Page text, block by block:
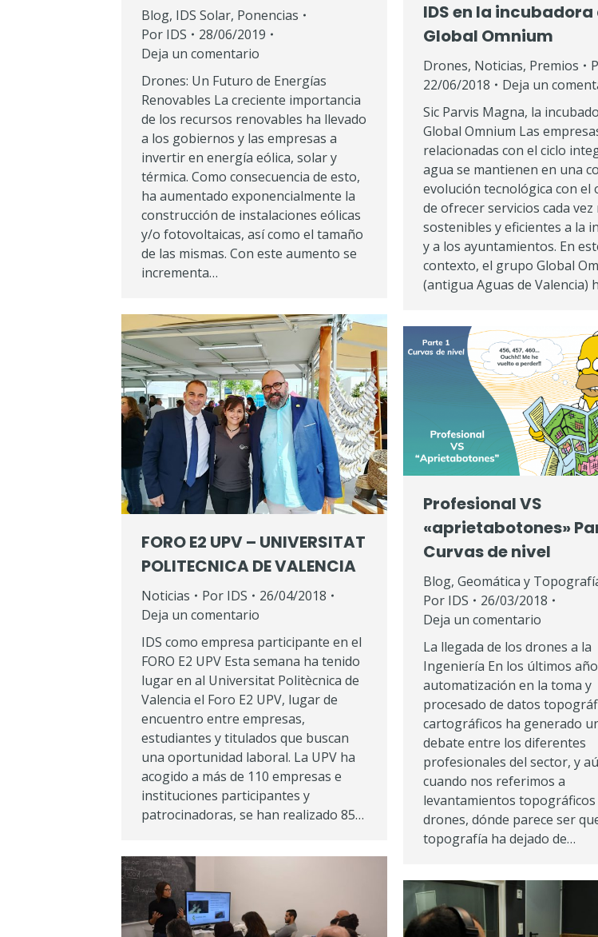
Blog, IDS Solar, Ponencias
Por IDS
28/06/2019
Deja un comentario
Drones: Un Futuro de Energías
Renovables La creciente importancia
de los recursos renovables ha llevado
a los gobiernos y las empresas a
invertir en energía eólica, solar y
térmica. Como consecuencia de esto,
ha aumentado exponencialmente la
construcción de instalaciones eólicas
y/o fotovoltaicas, así como el tamaño
de las mismas. Con este aumento se
incrementa…
IDS en la incubadora
Global Omnium
Drones, Noticias, Premios
22/06/2018
Deja un
Sic Parvis Magna, la
Global Omnium Las
relacionadas con el ciclo
agua se mantienen en una
evolución tecnológica con el
de ofrecer servicios cada vez
sostenibles y eficientes a la
y a los ayuntamientos. En
contexto, el grupo Global
(antigua Aguas de Valencia)
FORO E2 UPV – UNIVERSITAT
POLITECNICA DE VALENCIA
Noticias Por IDS
26/04/2018
Deja un comentario
IDS como empresa participante en el
FORO E2 UPV Esta semana ha tenido
lugar en al Universitat Politècnica de
Valencia el Foro E2 UPV, lugar de
encuentro entre empresas,
estudiantes y titulados que buscan
una oportunidad laboral. La UPV ha
acogido a más de 110 empresas e
instituciones participantes y
patrocinadoras, se han realizado 85…
Profesional VS
«aprietabotones»
Curvas de nivel
Blog, Geomática y
Por IDS
26/03/2018
Deja un comentario
La llegada de los drones a la
Ingeniería En los últimos
automatización en la toma y
procesado de datos
cartográficos ha generado
debate entre los diferentes
profesionales del sector, y
cuando nos referimos a
levantamientos topográficos
drones, dónde parece ser
topografía ha dejado de…